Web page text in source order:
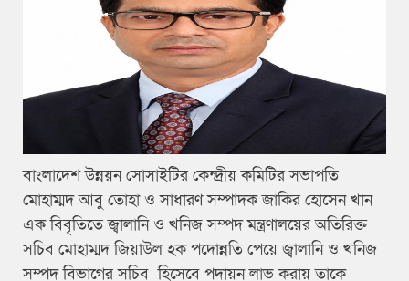
বাংলাদেশ উন্নয়ন সোসাইটির কেন্দ্রীয় কমিটির সভাপতি
মোহাম্মদ আবু তোহা ও সাধারণ সম্পাদক জাকির হোসেন খান
এক বিবৃতিতে জ্বালানি ও খনিজ সম্পদ মন্ত্রণালয়ের অতিরিক্ত
সচিব মোহাম্মদ জিয়াউল হক পদোন্নতি পেয়ে জ্বালানি ও খনিজ
সম্পদ বিভাগের সচিব হিসেবে পদায়ন লাভ করায় তাকে